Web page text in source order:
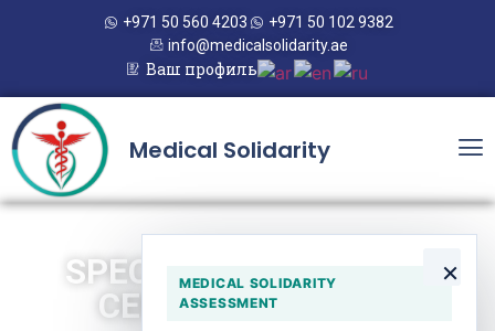
+971 50 560 4203
+971 50 102 9382
info@medicalsolidarity.ae
Ваш профиль
Medical Solidarity
×
MEDICAL SOLIDARITY
ASSESSMENT
SPECIALIZED MEDICAL
CENTER HOSPITAL